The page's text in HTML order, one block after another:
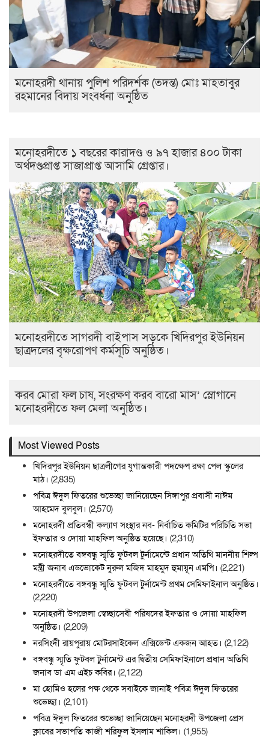
মনোহরদী থানায় পুলিশ পরিদর্শক (তদন্ত) মোঃ মাহতাবুর
রহমানের বিদায় সংবর্ধনা অনুষ্ঠিত
মনোহরদীতে ১ বছরের কারাদণ্ড ও ৯৭ হাজার ৪০০ টাকা
অর্থদণ্ডপ্রাপ্ত সাজাপ্রাপ্ত আসামি গ্রেপ্তার।
মনোহরদীতে সাগরদী বাইপাস সড়কে খিদিরপুর ইউনিয়ন
ছাত্রদলের বৃক্ষরোপণ কর্মসূচি অনুষ্ঠিত।
করব মোরা ফল চাষ, সংরক্ষণ করব বারো মাস’ স্লোগানে
মনোহরদীতে ফল মেলা অনুষ্ঠিত।
Most Viewed Posts
খিদিরপুর ইউনিয়ন ছাত্রলীগের যুগান্তকারী পদক্ষেপ রক্ষা পেল স্কুলের
মাঠ। (2,835)
পবিত্র ঈদুল ফিতরের শুভেচ্ছা জানিয়েছেন সিঙ্গাপুর প্রবাসী নাঈম
আহমেদ বুলবুল। (2,570)
মনোহরদী প্রতিবন্ধী কল্যাণ সংস্থার নব- নির্বাচিত কমিটির পরিচিতি সভা
ইফতার ও দোয়া মাহফিল অনুষ্ঠিত হয়েছে। (2,310)
মনোহরদীতে বঙ্গবন্ধু স্মৃতি ফুটবল টুর্নামেন্টে প্রধান অতিথি মাননীয় শিল্প
মন্ত্রী জনাব এডভোকেট নুরুল মজিদ মাহমুদ হুমায়ূন এমপি। (2,221)
মনোহরদীতে বঙ্গবন্ধু স্মৃতি ফুটবল টুর্নামেন্ট প্রথম সেমিফাইনাল অনুষ্ঠিত।
(2,220)
মনোহরদী উপজেলা স্বেচ্ছাসেবী পরিষদের ইফতার ও দোয়া মাহফিল
অনুষ্ঠিত। (2,209)
নরসিংদী রায়পুরায় মোটরসাইকেল এক্সিডেন্ট একজন আহত। (2,122)
বঙ্গবন্ধু স্মৃতি ফুটবল টুর্নামেন্ট এর দ্বিতীয় সেমিফাইনালে প্রধান অতিথি
জনাব ডা এম এইচ কবির। (2,122)
মা হোমিও হলের পক্ষ থেকে সবাইকে জানাই পবিত্র ঈদুল ফিতরের
শুভেচ্ছা। (2,101)
পবিত্র ঈদুল ফিতরের শুভেচ্ছা জানিয়েছেন মনোহরদী উপজেলা প্রেস
ক্লাবের সভাপতি কাজী শরিফুল ইসলাম শাকিল। (1,955)